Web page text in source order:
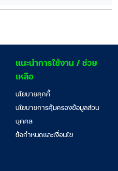
แนะนำการใช้งาน / ช่วย
เหลือ
นโยบายคุกกี้
นโยบายการคุ้มครองข้อมูลส่วน
บุคคล
ข้อกำหนดและเงื่อนไข